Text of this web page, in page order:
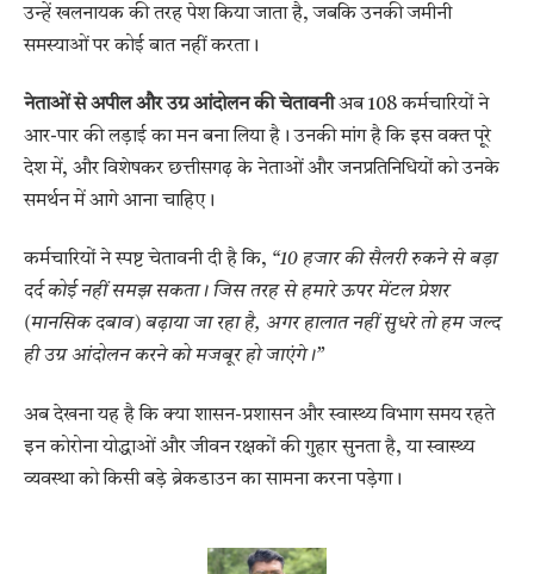
उन्हें खलनायक की तरह पेश किया जाता है, जबकि उनकी जमीनी
समस्याओं पर कोई बात नहीं करता।
नेताओं से अपील और उग्र आंदोलन की चेतावनीअब 108 कर्मचारियों ने
आर-पार की लड़ाई का मन बना लिया है। उनकी मांग है कि इस वक्त पूरे
देश में, और विशेषकर छत्तीसगढ़ के नेताओं और जनप्रतिनिधियों को उनके
समर्थन में आगे आना चाहिए।
कर्मचारियों ने स्पष्ट चेतावनी दी है कि, “10 हजार की सैलरी रुकने से बड़ा
दर्द कोई नहीं समझ सकता। जिस तरह से हमारे ऊपर मेंटल प्रेशर
(मानसिक दबाव) बढ़ाया जा रहा है, अगर हालात नहीं सुधरे तो हम जल्द
ही उग्र आंदोलन करने को मजबूर हो जाएंगे।”
अब देखना यह है कि क्या शासन-प्रशासन और स्वास्थ्य विभाग समय रहते
इन कोरोना योद्धाओं और जीवन रक्षकों की गुहार सुनता है, या स्वास्थ्य
व्यवस्था को किसी बड़े ब्रेकडाउन का सामना करना पड़ेगा।